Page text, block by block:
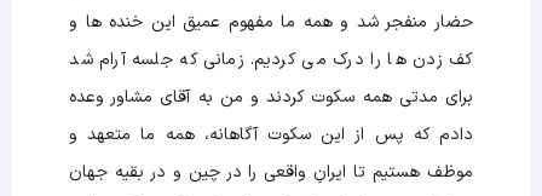
حضار منفجر شد و همه ما مفهوم عمیق این خنده ها و
کف زدن ها را درک می کردیم. زمانی که جلسه آرام شد
برای مدتی همه سکوت کردند و من به آقای مشاور وعده
دادم که پس از این سکوت آگاهانه، همه ما متعهد و
موظف هستیم تا ایرانِ واقعی را در چین و در بقیه جهان